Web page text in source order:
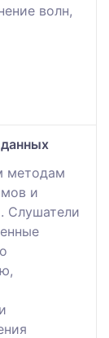
волн,
методам
и
Слушатели